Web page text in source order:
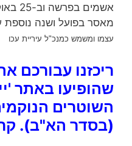
מאסר בפועל ושנה נוספת
עצמו ומשמש כמנכ"ל עיריית עכו
ריכזנו עבורכם
שהופיעו באתר
השוטרים
(בסדר הא"ב).